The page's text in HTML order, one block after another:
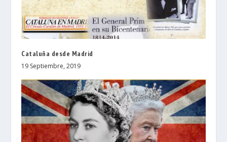
Cataluña desde Madrid
19 Septiembre, 2019